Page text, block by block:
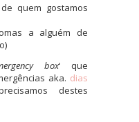
quem gostamos
a alguém de
box‘ que
aka. dias
destes